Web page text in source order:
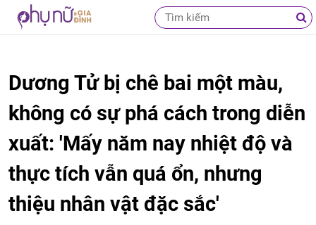
Dương Tử bị chê bai một màu,
không có sự phá cách trong diễn
xuất: 'Mấy năm nay nhiệt độ và
thực tích vẫn quá ổn, nhưng
thiệu nhân vật đặc sắc'